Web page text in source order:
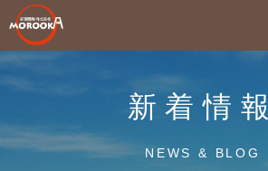
新着情報
NEWS & BLOG